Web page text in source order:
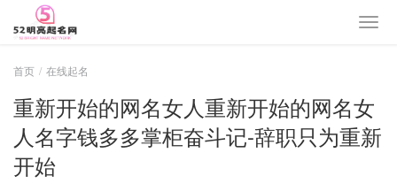
首页 在线起名
重新开始的网名女人重新开始的网名女
人名字钱多多掌柜奋斗记-辞职只为重新
开始